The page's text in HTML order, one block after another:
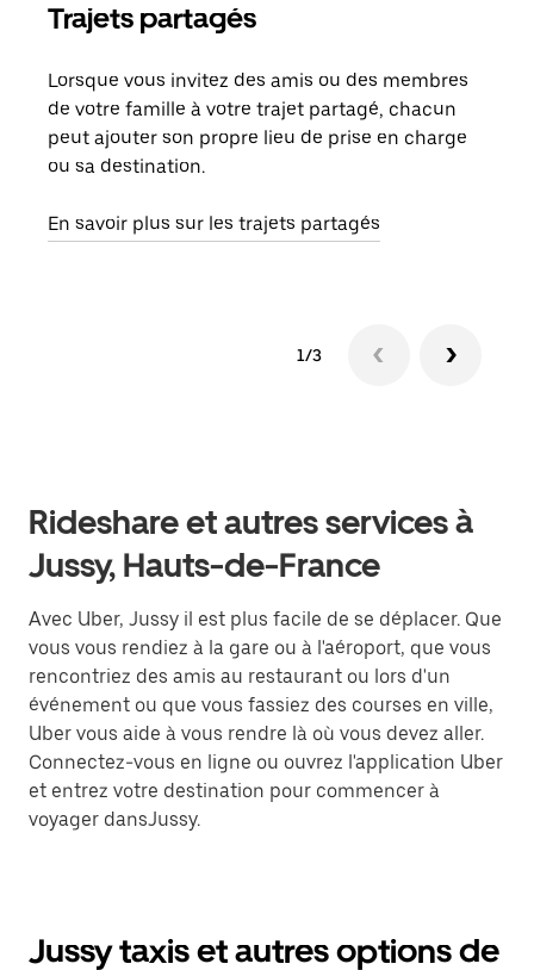
Trajets partagés
Lorsque vous invitez des amis ou des membres
de votre famille à votre trajet partagé, chacun
peut ajouter son propre lieu de prise en charge
ou sa destination.
En savoir plus sur les trajets partagés
1/3
Rideshare et autres services à
Jussy, Hauts-de-France
Avec Uber, Jussy il est plus facile de se déplacer. Que
vous vous rendiez à la gare ou à l'aéroport, que vous
rencontriez des amis au restaurant ou lors d'un
événement ou que vous fassiez des courses en ville,
Uber vous aide à vous rendre là où vous devez aller.
Connectez-vous en ligne ou ouvrez l'application Uber
et entrez votre destination pour commencer à
voyager dansJussy.
Jussy taxis et autres options de